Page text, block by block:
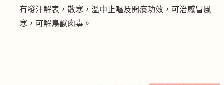
有發汗解表，散寒，溫中止嘔及開痰功效，可治感冒風
寒，可解鳥獸肉毒。